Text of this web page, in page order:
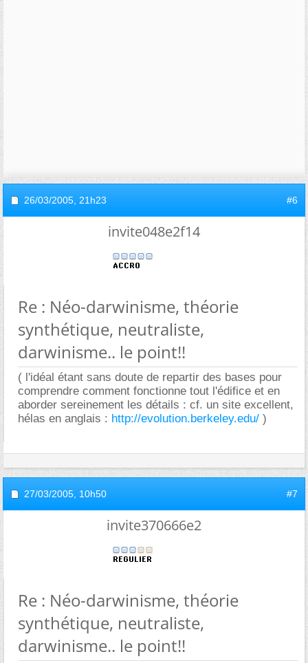
26/03/2005, 21h23 #6
invite048e2f14
Re : Néo-darwinisme, théorie
synthétique, neutraliste,
darwinisme.. le point!!
( l'idéal étant sans doute de repartir des bases pour
comprendre comment fonctionne tout l'édifice et en
aborder sereinement les détails : cf. un site excellent,
hélas en anglais : http://evolution.berkeley.edu/ )
27/03/2005, 10h50 #7
invite370666e2
Re : Néo-darwinisme, théorie
synthétique, neutraliste,
darwinisme.. le point!!